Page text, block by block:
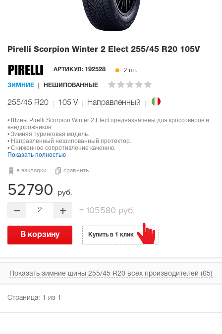
Pirelli Scorpion Winter 2 Elect 255/45 R20 105V
АРТИКУЛ: 192528 2 шт.
ЗИМНИЕ НЕШИПОВАННЫЕ
255/45 R20 105 V Направленный
• Шины Pirelli Scorpion Winter 2 Elect предназначены для кроссоверов и
внедорожников.
• Зимняя туринговая модель.
• Направленный нешипованный протектор.
• Сниженное сопротивление качению.
Показать полностью
в закладки сравнить
52790 руб.
2 =105580 руб.
В корзину Купить в 1 клик
Показать зимние шины 255/45 R20 всех производителей (65)
Страница: 1 из 1